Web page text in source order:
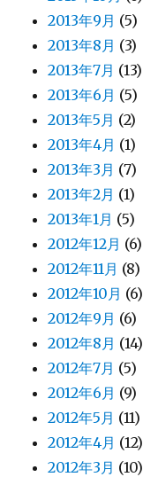
2013年9月 (5)
2013年8月 (3)
2013年7月 (13)
2013年6月 (5)
2013年5月 (2)
2013年4月 (1)
2013年3月 (7)
2013年2月 (1)
2013年1月 (5)
2012年12月 (6)
2012年11月 (8)
2012年10月 (6)
2012年9月 (6)
2012年8月 (14)
2012年7月 (5)
2012年6月 (9)
2012年5月 (11)
2012年4月 (12)
2012年3月 (10)